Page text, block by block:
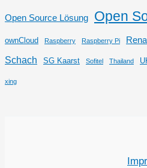
Open Source Lösung Open
ownCloud Raspberry Raspberry Pi
Schach SG Kaarst Sofitel Thailand
xing